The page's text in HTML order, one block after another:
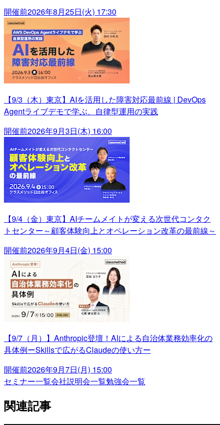
開催前2026年8月25日(火) 17:30
【9/3（木）東京】AIを活用した障害対応最前線 | DevOps
Agentライブデモで学ぶ、自律型運用の実践
開催前2026年9月3日(木) 16:00
【9/4（金）東京】AIチームメイトが変える次世代コンタク
トセンター～顧客体験向上とオペレーション改革の最前線～
開催前2026年9月4日(金) 15:00
【9/7（月）】Anthropic登壇！AIによる自治体業務効率化の
具体例ーSkillsで広がるClaudeの使い方ー
開催前2026年9月7日(月) 15:00
セミナー一覧会社説明会一覧勉強会一覧
関連記事